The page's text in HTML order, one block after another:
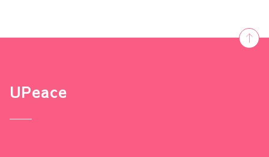
UPeace